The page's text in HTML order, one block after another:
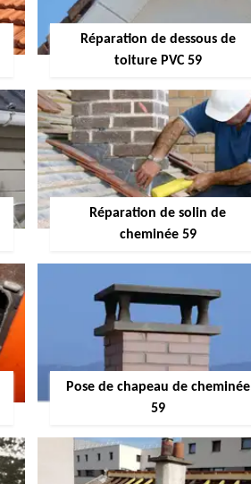
Réparation de dessous de
toiture PVC 59
Réparation de solin de
cheminée 59
Pose de chapeau de cheminée
59